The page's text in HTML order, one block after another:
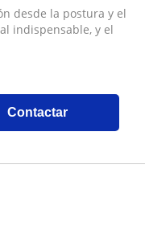
desde la postura y el
indispensable, y el
Contactar